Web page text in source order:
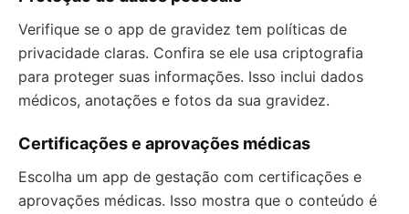
Verifique se o app de gravidez tem políticas de
privacidade claras. Confira se ele usa criptografia
para proteger suas informações. Isso inclui dados
médicos, anotações e fotos da sua gravidez.
Certificações e aprovações médicas
Escolha um app de gestação com certificações e
aprovações médicas. Isso mostra que o conteúdo é